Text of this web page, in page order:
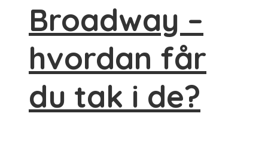
Broadway –
hvordan får
du tak i de?